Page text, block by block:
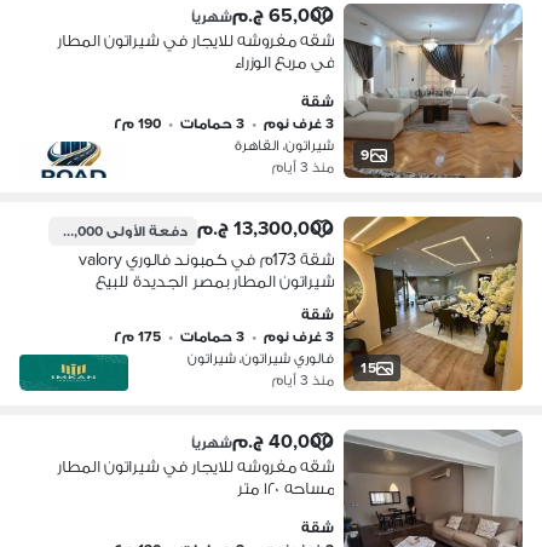
9
65,000 ج.م شهرياً
شقه مفروشه للايجار في شيراتون المطار
في مربع الوزراء
شقة
3 غرف نوم
• 3 حمامات • 190 م٢
شيراتون، القاهرة
منذ 3 أيام
15
13,300,000 ج.م دفعة الأولى1,330,000 ج.م
شقة 173م في كمبوند فالوري valory
شيراتون المطار بمصر الجديدة للبيع
متشطبة بالكامل بالمطبخ والتكيفات
شقة
3 غرف نوم
• 3 حمامات • 175 م٢
فالوري شيراتون، شيراتون
منذ 3 أيام
40,000 ج.م شهرياً
شقه مفروشه للايجار في شيراتون المطار
مساحه ١٢٠ متر
شقة